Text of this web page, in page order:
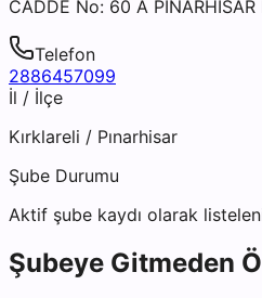
CADDE No: 60 A PINARHİSAR
Telefon
2886457099
İl / İlçe
Kırklareli / Pınarhisar
Şube Durumu
Aktif şube kaydı olarak
Şubeye Gitmeden